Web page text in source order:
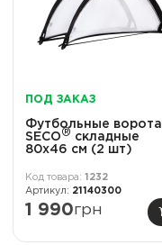
ПОД ЗАКАЗ
Футбольные ворота
SECO® cкладные
80x46 см (2 шт)
1232
21140300
1 990грн